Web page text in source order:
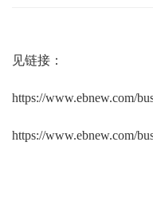
见链接：
https://www.ebnew.com/
https://www.ebnew.com/